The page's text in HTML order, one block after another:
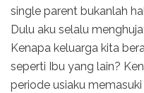
single parent bukanlah
Dulu aku selalu
Kenapa keluarga kita
seperti Ibu yang lain?
periode usiaku